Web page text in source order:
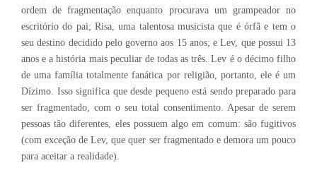
ordem de fragmentação enquanto procurava um grampeador no
escritório do pai; Risa, uma talentosa musicista que é órfã e tem o
seu destino decidido pelo governo aos 15 anos; e Lev, que possui 13
anos e a história mais peculiar de todas as três. Lev é o décimo filho
de uma família totalmente fanática por religião, portanto, ele é um
Dízimo. Isso significa que desde pequeno está sendo preparado para
ser fragmentado, com o seu total consentimento. Apesar de serem
pessoas tão diferentes, eles possuem algo em comum: são fugitivos
(com exceção de Lev, que quer ser fragmentado e demora um pouco
para aceitar a realidade).